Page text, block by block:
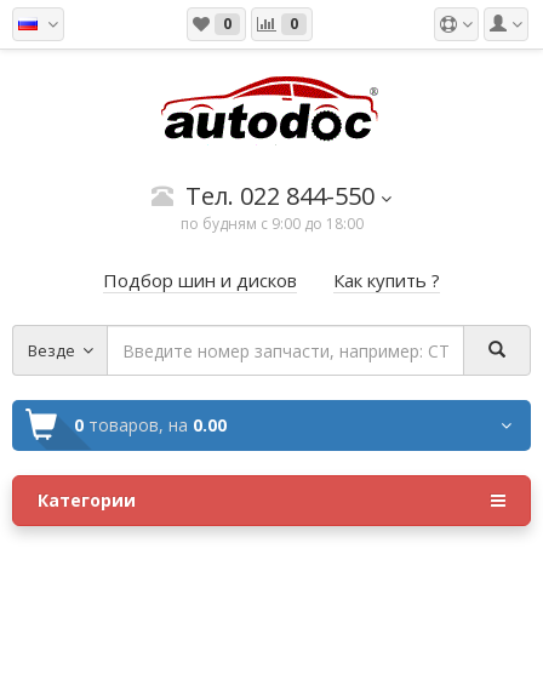
0 0
Тел. 022 844-550
по будням с 9:00 до 18:00
Подбор шин и дисков Как купить ?
Везде
0 товаров, на 0.00
Категории